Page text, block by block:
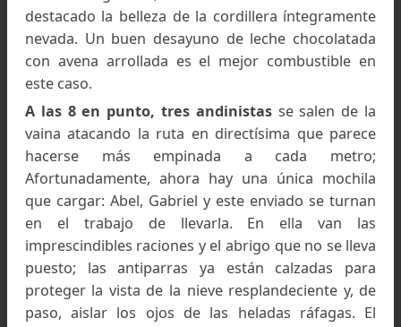
Bordeando la cresta basaltica, 200 metros antes de
cumbre. Foto: Roberto Janz
La noche sin luna es más oscuratodavía por
densos nubarrones que terminan por tapar
las estrellas apagando además el brillo de la
Ante la amenaza de tormenta, no queda
camino: meterse en las bolsas de dormir.
El día siguiente, con nevada desde el alba,
permanecer toda la jornada (y una noche más)
el precario campamento.
En verdad, el descanso no vino mal.¡Qué será